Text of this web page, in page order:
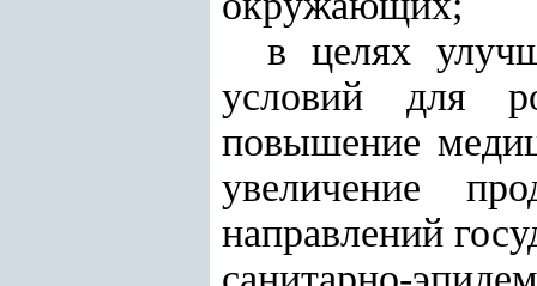
в целях
условий для
повышение
увеличение
направлений